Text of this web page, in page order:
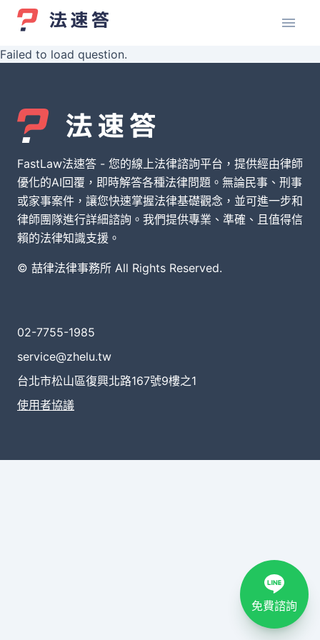
Failed to load question.
FastLaw法速答 - 您的線上法律諮詢平台，提供經由律師
優化的AI回覆，即時解答各種法律問題。無論民事、刑事
或家事案件，讓您快速掌握法律基礎觀念，並可進一步和
律師團隊進行詳細諮詢。我們提供專業、準確、且值得信
賴的法律知識支援。
© 喆律法律事務所 All Rights Reserved.
02-7755-1985
service@zhelu.tw
台北市松山區復興北路167號9樓之1
使用者協議
免費諮詢